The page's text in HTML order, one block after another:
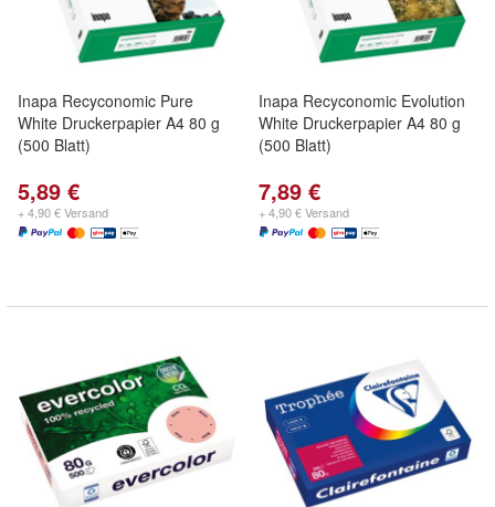
Inapa Recyconomic Pure
White Druckerpapier A4 80 g
(500 Blatt)
5,89 €
+ 4,90 € Versand
Inapa Recyconomic Evolution
White Druckerpapier A4 80 g
(500 Blatt)
7,89 €
+ 4,90 € Versand